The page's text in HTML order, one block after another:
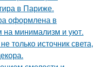
в Париже.
оформлена в
на минимализм и уют.
только источник света,